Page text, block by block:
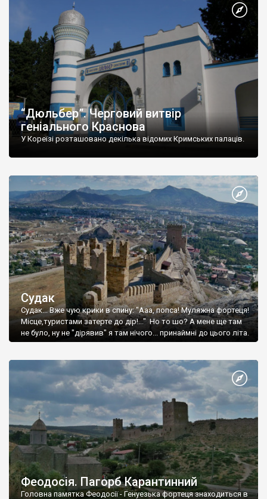
“Дюльбер”. Черговий витвір
геніального Краснова
У Кореїзі розташовано декілька відомих Кримських палаців.
Судак
Судак... Вже чую крики в спину: "Ааа, попса! Муляжна фортеця!
Місце,туристами затерте до дір!..." Но то шо? А мене ще там
не було, ну не "дірявив" я там нічого... принаймні до цього літа.
Феодосія. Пагорб Карантинний
Головна памятка Феодосії - Генуезька фортеця знаходиться в